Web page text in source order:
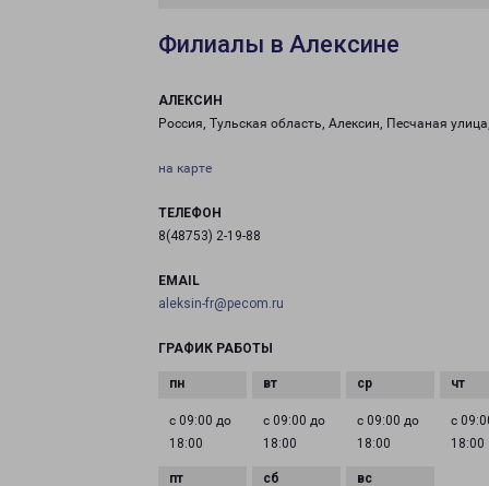
Филиалы в Алексине
АЛЕКСИН
Россия, Тульская область, Алексин, Песчаная
на карте
ТЕЛЕФОН
8(48753) 2-19-88
EMAIL
aleksin-fr@pecom.ru
ГРАФИК РАБОТЫ
с 09:00 до
18:00
с 09:00 до
18:00
с 09:00 до
18:00
с
18:00